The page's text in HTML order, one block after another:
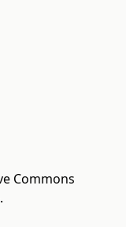
Commons
.